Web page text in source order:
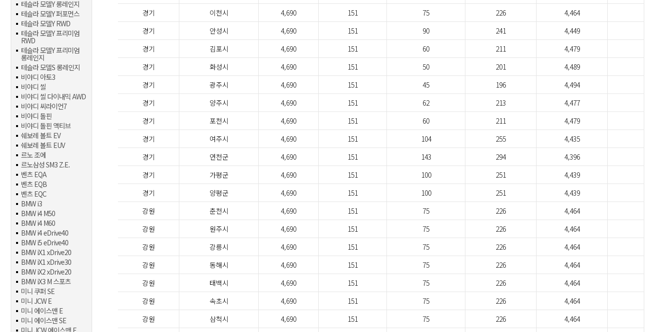
테슬라 모델Y 롱레인지
테슬라 모델Y 퍼포먼스
테슬라 모델Y RWD
테슬라 모델Y 프리미엄
RWD
테슬라 모델Y 프리미엄
롱레인지
테슬라 모델S 롱레인지
비야디 아토3
비야디 씰
비야디 씰 다이내믹 AWD
비야디 씨라이언7
비야디 돌핀
비야디 돌핀 액티브
쉐보레 볼트 EV
쉐보레 볼트 EUV
르노 조에
르노삼성 SM3 Z.E.
벤츠 EQA
벤츠 EQB
벤츠 EQC
BMW i3
BMW i4 M50
BMW i4 M60
BMW i4 eDrive40
BMW i5 eDrive40
BMW iX1 xDrive20
BMW iX1 xDrive30
BMW iX2 xDrive20
BMW iX3 M 스포츠
미니 쿠퍼 SE
미니 JCW E
미니 에이스맨 E
미니 에이스맨 SE
미니 JCW 에이스맨 E
경기
이천시 4,690 151 75 226
4,464
경기
안성시 4,690 151 90 241
4,449
경기
김포시 4,690 151 60 211
4,479
경기
화성시 4,690 151 50 201
4,489
경기
광주시 4,690 151 45 196
4,494
경기
양주시 4,690 151 62 213
4,477
경기
포천시 4,690 151 60 211
4,479
경기
여주시 4,690 151 104 255
4,435
경기
연천군 4,690 151 143 294
4,396
경기
가평군 4,690 151 100 251
4,439
경기
양평군 4,690 151 100 251
4,439
강원
춘천시 4,690 151 75 226
4,464
강원
원주시 4,690 151 75 226
4,464
강원
강릉시 4,690 151 75 226
4,464
강원
동해시 4,690 151 75 226
4,464
강원
태백시 4,690 151 75 226
4,464
강원
속초시 4,690 151 75 226
4,464
강원
삼척시 4,690 151 75 226
4,464